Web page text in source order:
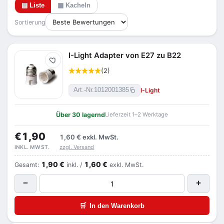
▤ Liste ▦ Kacheln
Sortierung
Merken
I-Light Adapter von E27 zu B22
(2)
Art.-Nr.1012001385 I-Light
Über 30 lagerndLieferzeit 1–2 Werktage
€1,90 1,60 € exkl. MwSt.
INKL. MWST. zzgl. Versand
Gesamt: 1,90 € inkl. / 1,60 € exkl. MwSt.
− +
🛒 In den Warenkorb